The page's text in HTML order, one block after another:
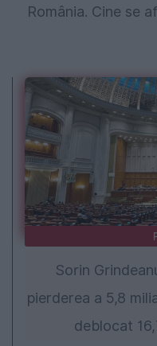
România. Cine se
Sorin
pierderea a 5,8
deblocat